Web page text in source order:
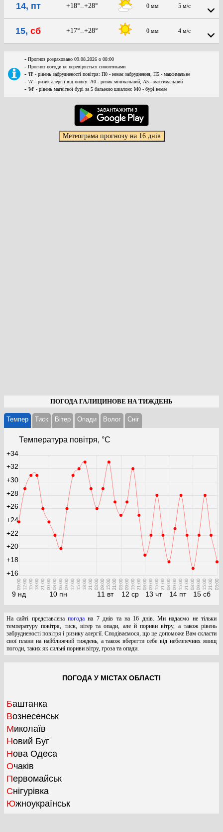
14, пт +18°..+28° 0 мм 5 м/с
15, сб +17°..+28° 0 мм 4 м/с
- Прогноз розраховано 09.08.2026 о 08:00
- Прогноз погоди не перевіряється синоптиками
- 'П' - рівень забрудненості повітря: П0 - немає забруднення, П5 - максимальне
- 'А' - ризик алергії від пилку: А0 - ризик мінімальний, А5 - максимальний
- 'М' - рівень магнітної бурі за 5 бальною шкалою: M0 - бурі немає
ПОГОДА ГАЛИЦИНОВЕ НА ТИЖДЕНЬ
Темпер Тиск Вітер Опади Волог Cніг
Температура повітря, °С
9 нд
09:00 12:00 15:00 18:00 21:00
10 пн
00:00 03:00 06:00 09:00 12:00 15:00 18:00 21:00
11 вт
03:00 09:00 15:00 21:00
12 ср
03:00 09:00 15:00 21:00
13 чт
03:00 09:00 15:00 21:00
14 пт
03:00 09:00 15:00 21:00
15 сб
03:00 09:00 15:00 21:00 03:00
+16
+18
+20
+22
+24
+26
+28
+30
+32
+34
На сайті представленапогода на 7 днів та на 16 днів. Ми надаємо не тільки
температуру повітря, тиск, вітер та опади, але й пориви вітру, а також рівень
забрудненості повітря і ризику алергії. Сподіваємося, що це допоможе Вам скласти
свої плани на найближчий тиждень, а також вберегти себе від небезпечних явищ
погоди, таких як сильні пориви вітру, гроза та опади.
ПОГОДА У МІСТАХ ОБЛАСТІ
Баштанка
Вознесенськ
Миколаїв
Новий Буг
Нова Одеса
Очаків
Первомайськ
Снігурівка
Южноукраїнськ